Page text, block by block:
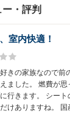
・評判
室内快適！
きの家族なので前
ました。 燃費が
行きます。 シー
すね。 国産にはない良さがあり良いで